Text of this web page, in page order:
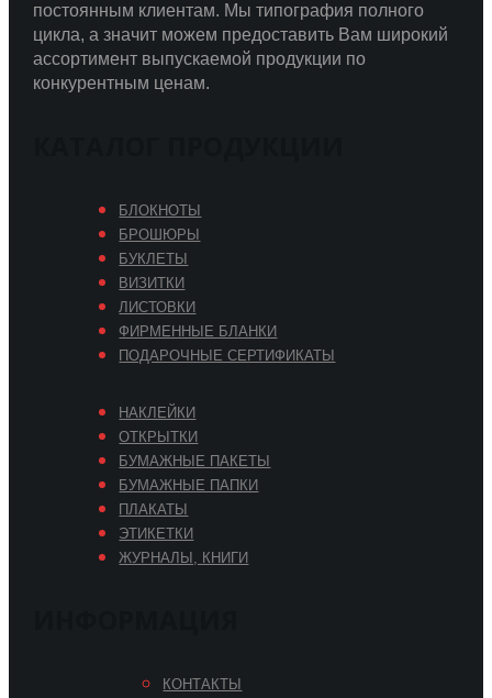
постоянным клиентам. Мы типография полного
цикла, а значит можем предоставить Вам широкий
ассортимент выпускаемой продукции по
конкурентным ценам.
БЛОКНОТЫ
БРОШЮРЫ
БУКЛЕТЫ
ВИЗИТКИ
ЛИСТОВКИ
ФИРМЕННЫЕ БЛАНКИ
ПОДАРОЧНЫЕ СЕРТИФИКАТЫ
НАКЛЕЙКИ
ОТКРЫТКИ
БУМАЖНЫЕ ПАКЕТЫ
БУМАЖНЫЕ ПАПКИ
ПЛАКАТЫ
ЭТИКЕТКИ
ЖУРНАЛЫ, КНИГИ
КОНТАКТЫ